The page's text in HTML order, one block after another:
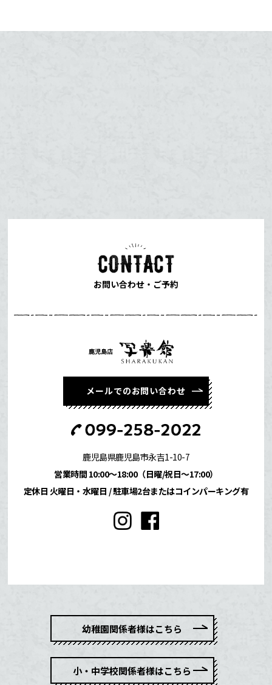
お問い合わせ・ご予約
メールでのお問い合わせ
鹿児島県鹿児島市永吉1-10-7
営業時間 10:00〜18:00（日曜/祝日〜17:00）
定休日 火曜日・水曜日 /駐車場2台またはコインパーキング有
幼稚園関係者様はこちら
小・中学校関係者様はこちら